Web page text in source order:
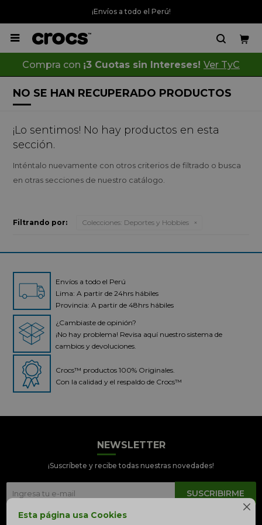

Esta página usa Cookies
Crocs Perú
● En línea
¡Envíos a todo el Perú!

Compra con ¡3 Cuotas sin Intereses! Ver TyC
NO SE HAN RECUPERADO PRODUCTOS
¡Lo sentimos! No hay productos en esta
sección.
Inténtalo nuevamente con otros criterios de filtrado o busca
en otras secciones de nuestro catálogo.
Filtrando por: Colecciones: Deportes y Hobbies
Envíos a todo el Perú
Lima: A partir de 24hrs hábiles
Provincia: A partir de 48hrs hábiles
¿Cambiaste de opinión?
¡No hay problema! Revisa aquí nuestro sistema de
cambios y devoluciones.
Crocs™ productos 100% Originales.
Con la calidad y el respaldo de Crocs™
NEWSLETTER
¡Suscríbete y recibe todas nuestras novedades!
SUSCRIBIRME